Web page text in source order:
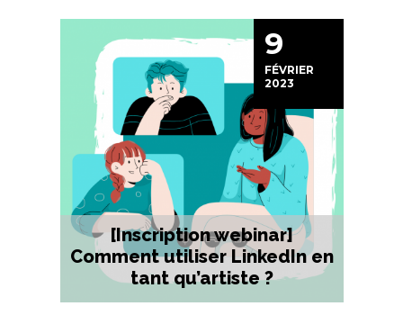
9
FÉVRIER
2023
[Inscription webinar]
Comment utiliser LinkedIn en
tant qu’artiste ?